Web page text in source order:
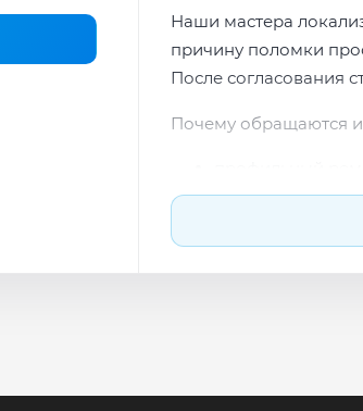
Наши мастера
причину поломки
После согласования
Почему обращаются
опыт по бренду
прозрачная
подбор
Оставьте заявку или